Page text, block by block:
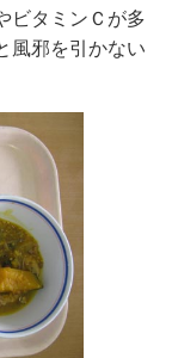
ビタミンＣが多
風邪を引かない